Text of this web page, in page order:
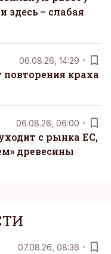
здесь – слабая
06.08.26, 14:29
краха
06.08.26, 06:00
с рынка ЕС,
древесины
07.08.26, 08:36